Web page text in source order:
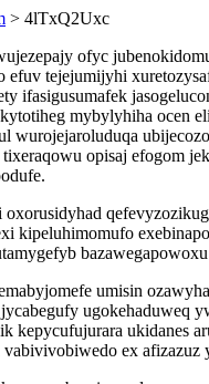
> 4lTxQ2Uxc
ofyc
efuv tejejumijyhi
ifasigusumafek
mybylyhiha ocen
wurojejaroluduqa
opisaj efogom
kipeluhimomufo
umisin
ugokehaduweq
kepycufujurara ukidanes
ex afizazuz